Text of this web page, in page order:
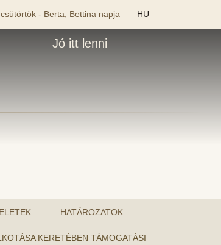
- Berta, Bettina napja HU
Jó itt lenni
HATÁROZATOK
KERETÉBEN TÁMOGATÁSI